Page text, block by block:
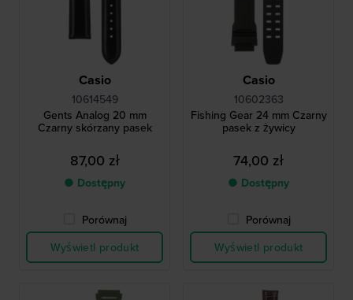
Casio
10614549
Gents Analog 20 mm
Czarny skórzany pasek
87,00 zł
● Dostępny
Porównaj
Wyświetl produkt
Casio
10602363
Fishing Gear 24 mm Czarny
pasek z żywicy
74,00 zł
● Dostępny
Porównaj
Wyświetl produkt